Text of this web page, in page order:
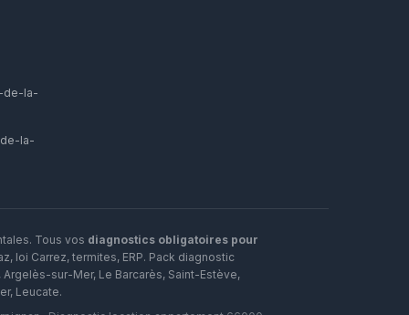
de-la-
la-
Tous vos diagnostics obligatoires pour
loi Carrez, termites, ERP. Pack diagnostic
Argelès-sur-Mer, Le Barcarès, Saint-Estève,
, Leucate.